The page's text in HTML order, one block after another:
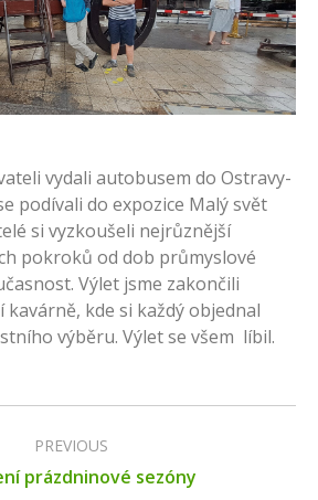
vydali autobusem do Ostravy-
podívali do expozice Malý svět
si vyzkoušeli nejrůznější
pokroků od dob průmyslové
Výlet jsme zakončili
kavárně, kde si každý objednal
výběru. Výlet se všem líbil.
PREVIOUS
Previous
prázdninové sezóny